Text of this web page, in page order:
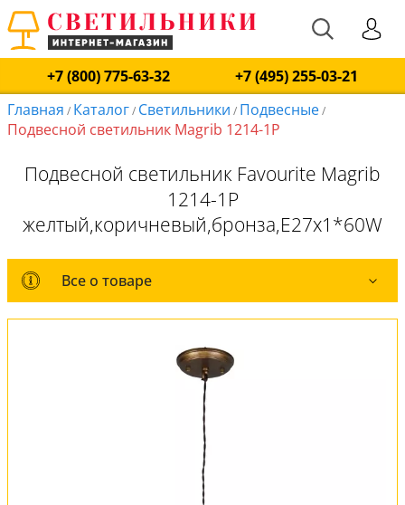
+7 (800) 775-63-32
+7 (495) 255-03-21
Главная / Каталог/ Светильники / Подвесные/
Подвесной светильник Magrib 1214-1P
Подвесной светильник Favourite Magrib
1214-1P
желтый,коричневый,бронза,E27x1*60W
Все о товаре
Все о товаре
Комплект лампочек